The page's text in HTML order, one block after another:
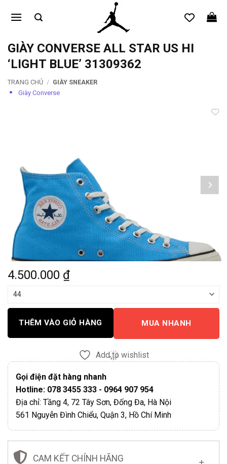
qua
dungGIÀY CONVERSE ALL STAR US HI
‘LIGHT BLUE’ 31309362
TRANG CHỦ / GIÀY SNEAKER
Giày Converse
4.500.000 ₫
THÊM VÀO GIỎ HÀNG MUA NHANH
Add to wishlist
Gọi điện đặt hàng nhanh
Hotline: 078 3455 333 - 0964 907 954
Địa chỉ: Tầng 4, 72 Tây Sơn, Đống Đa, Hà Nội
561 Nguyễn Đình Chiểu, Quận 3, Hồ Chí Minh
CAM KẾT CHÍNH HÃNG